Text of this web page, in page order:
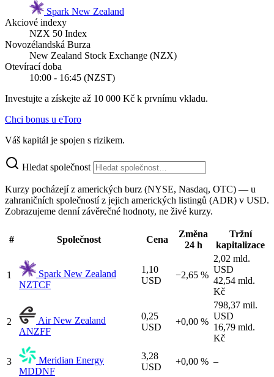
Spark New Zealand
Akciové indexy
NZX 50 Index
Novozélandská Burza
New Zealand Stock Exchange (NZX)
Otevírací doba
10:00 - 16:45 (NZST)
Investujte a získejte až 10 000 Kč k prvnímu vkladu.
Chci bonus u eToro
Váš kapitál je spojen s rizikem.
Hledat společnost
Kurzy pocházejí z amerických burz (NYSE, Nasdaq, OTC) — u
zahraničních společností z jejich amerických listingů (ADR) v USD.
Zobrazujeme denní závěrečné hodnoty, ne živé kurzy.
# Společnost Cena
Změna
24 h
Tržní
kapitalizace
1
Spark New Zealand
NZTCF
1,10
USD
−2,65 %
2,02 mld.
USD
42,54 mld.
Kč
2
Air New Zealand
ANZFF
0,25
USD
+0,00 %
798,37 mil.
USD
16,79 mld.
Kč
3
Meridian Energy
MDDNF
3,28
USD
+0,00 % –